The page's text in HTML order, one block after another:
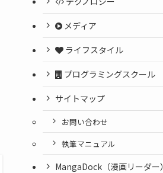
メディア
ライフスタイル
プログラミングスクール
サイトマップ
お問い合わせ
執筆マニュアル
MangaDock（漫画リーダー）